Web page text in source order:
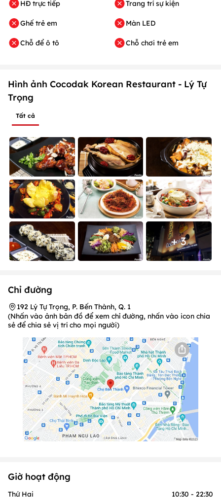
HĐ trực tiếp
Ghế trẻ em
Chỗ để ô tô
Trang trí sự kiện
Màn LED
Chỗ chơi trẻ em
Hình ảnh Cocodak Korean Restaurant - Lý Tự
Trọng
Tất cả
+ 3
Chỉ đường
192 Lý Tự Trọng, P. Bến Thành, Q. 1
(Nhấn vào ảnh bản đồ để xem chỉ đường, nhấn vào icon chia
sẻ để chia sẻ vị trí cho mọi người)
Giờ hoạt động
Thứ Hai
10:30 - 22:30